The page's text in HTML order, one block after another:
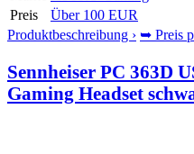
Preis
Über 100 EUR
Produktbeschreibung › ➥ Preis
Sennheiser PC 363D
Gaming Headset